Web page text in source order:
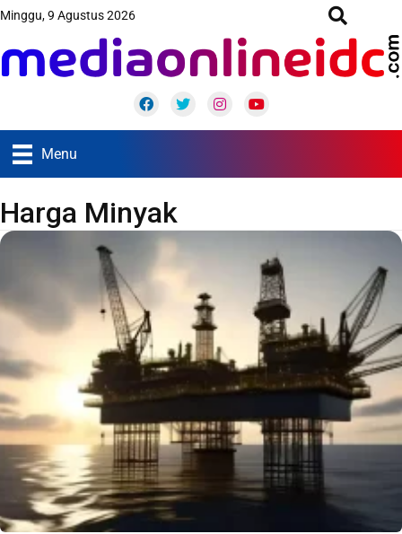
Minggu, 9 Agustus 2026
FacebookTwitter InstagramYoutube
Menu
Harga Minyak